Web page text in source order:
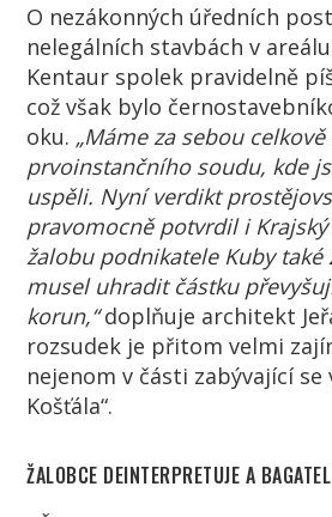
O nezákonných úředních
nelegálních stavbách v
Kentaur spolek pravidelně
což však bylo
oku. „Máme za sebou
prvoinstančního soudu, kde
uspěli. Nyní verdikt
pravomocně potvrdil i
žalobu podnikatele Kuby
musel uhradit částku
korun,“doplňuje architekt
rozsudek je přitom velmi
nejenom v části zabývající se
Košťála“.
ŽALOBCE DEINTERPRETUJE A